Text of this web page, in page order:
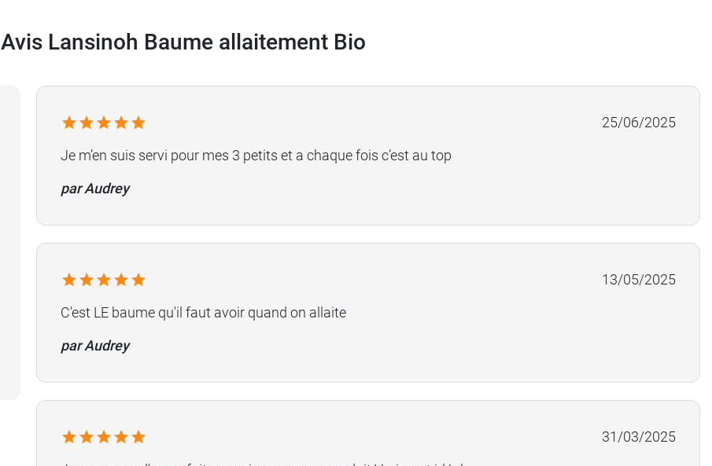
Avis Lansinoh Baume allaitement Bio
25/06/2025
Je m’en suis servi pour mes 3 petits et a chaque fois c’est au top
par Audrey
13/05/2025
C'est LE baume qu'il faut avoir quand on allaite
par Audrey
31/03/2025